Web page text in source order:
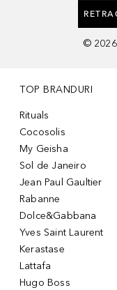
© 2026
TOP BRANDURI
Rituals
Cocosolis
My Geisha
Sol de Janeiro
Jean Paul Gaultier
Rabanne
Dolce&Gabbana
Yves Saint Laurent
Kerastase
Lattafa
Hugo Boss